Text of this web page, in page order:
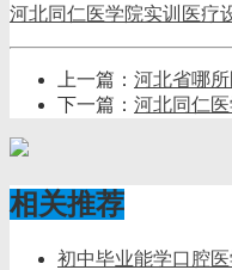
河北同仁医学院实训 医疗
上一篇： 河北省哪
下一篇： 河北同仁
相关推荐
初中毕业能学口腔